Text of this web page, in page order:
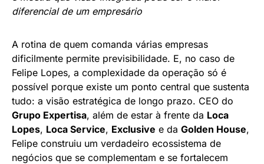
diferencial de um empresário
A rotina de quem comanda várias empresas
dificilmente permite previsibilidade. E, no caso de
Felipe Lopes, a complexidade da operação só é
possível porque existe um ponto central que sustenta
tudo: a visão estratégica de longo prazo. CEO do
Grupo Expertisa, além de estar à frente da Loca
Lopes, Loca Service, Exclusive e da Golden House,
Felipe construiu um verdadeiro ecossistema de
negócios que se complementam e se fortalecem